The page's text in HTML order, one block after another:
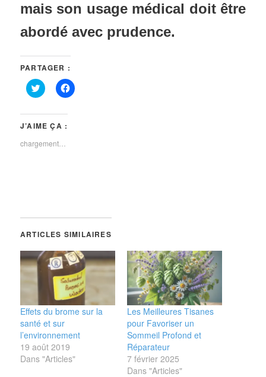
mais son usage médical doit être
abordé avec prudence.
PARTAGER :
Cliquez
pour
Twitter(ouvre
dans
une
nouvelle
fenêtre)
Cliquez
pour
J’AIME ÇA :
chargement…
ARTICLES SIMILAIRES
Effets du brome sur la
santé et sur
l’environnement
19 août 2019
Dans "Articles"
Les Meilleures Tisanes
pour Favoriser un
Sommeil Profond et
Réparateur
7 février 2025
Dans "Articles"